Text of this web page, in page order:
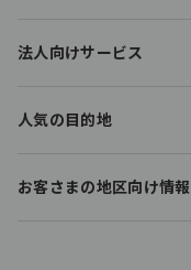
e
i
s
法人向けサービス
人気の目的地
お客さまの地区向け情報